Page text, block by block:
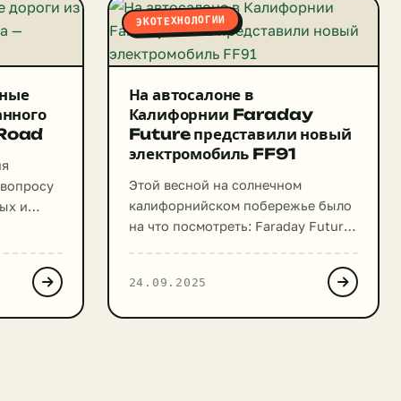
и
и
ЭКОТЕХНОЛОГИИ
На автосалоне в
Калифорнии Faraday
Future представили новый
электромобиль FF91
Этой весной на солнечном
калифорнийском побережье было
на что посмотреть: Faraday Future,
«главного конкурента Tesla»,
24.09.2025